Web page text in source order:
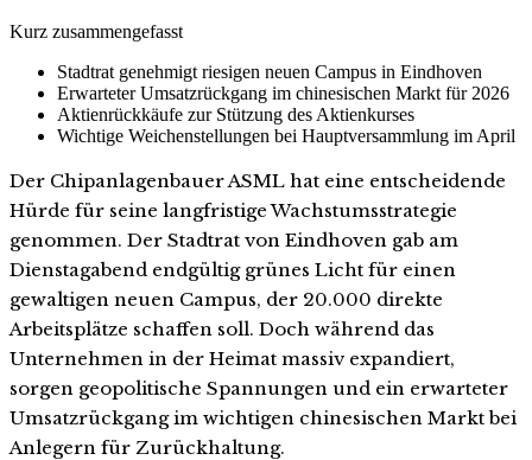
Kurz zusammengefasst
Stadtrat genehmigt riesigen neuen Campus in Eindhoven
Erwarteter Umsatzrückgang im chinesischen Markt für 2026
Aktienrückkäufe zur Stützung des Aktienkurses
Wichtige Weichenstellungen bei Hauptversammlung im April
Der Chipanlagenbauer ASML hat eine entscheidende
Hürde für seine langfristige Wachstumsstrategie
genommen. Der Stadtrat von Eindhoven gab am
Dienstagabend endgültig grünes Licht für einen
gewaltigen neuen Campus, der 20.000 direkte
Arbeitsplätze schaffen soll. Doch während das
Unternehmen in der Heimat massiv expandiert,
sorgen geopolitische Spannungen und ein erwarteter
Umsatzrückgang im wichtigen chinesischen Markt bei
Anlegern für Zurückhaltung.